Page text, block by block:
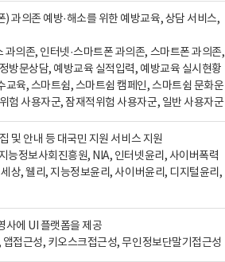
과의존 예방·해소를 위한 예방교육, 상담 서비스,
의존, 인터넷·스마트폰 과의존, 스마트폰 과의존,
방문상담, 예방교육 실적입력, 예방교육 실시현황
육, 스마트쉼, 스마트쉼 캠페인, 스마트쉼 문화운
험 사용자군, 잠재적위험 사용자군, 일반 사용자군
및 안내 등 대국민 지원 서비스 지원
능정보사회진흥원, NIA, 인터넷윤리, 사이버폭력
상, 웰리, 지능정보윤리, 사이버윤리, 디지털윤리,
사에 UI 플랫폼을 제공
접근성, 키오스크접근성, 무인정보단말기접근성